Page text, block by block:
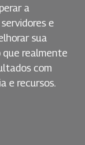
a
e
sua
que realmente
com
e recursos.